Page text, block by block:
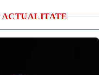
ACTUALITATE